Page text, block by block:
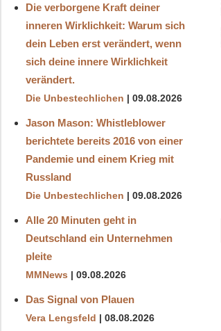
Die verborgene Kraft deiner
inneren Wirklichkeit: Warum sich
dein Leben erst verändert, wenn
sich deine innere Wirklichkeit
verändert.
Die Unbestechlichen 09.08.2026
Jason Mason: Whistleblower
berichtete bereits 2016 von einer
Pandemie und einem Krieg mit
Russland
Die Unbestechlichen 09.08.2026
Alle 20 Minuten geht in
Deutschland ein Unternehmen
pleite
MMNews 09.08.2026
Das Signal von Plauen
Vera Lengsfeld 08.08.2026